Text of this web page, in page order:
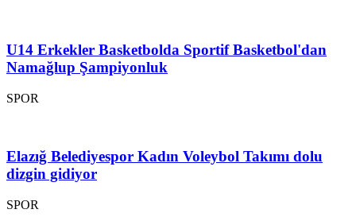
U14 Erkekler Basketbolda Sportif Basketbol'dan
Namağlup Şampiyonluk
SPOR
Elazığ Belediyespor Kadın Voleybol Takımı dolu
dizgin gidiyor
SPOR